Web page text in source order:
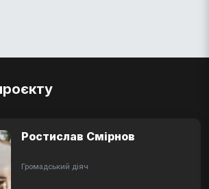
Ростислав Смірнов
Громадський діяч